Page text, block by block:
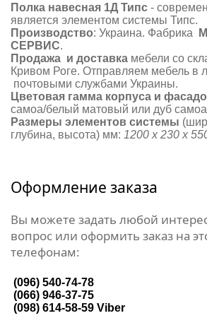
Полка навесная 1Д Типс -
является элементом системы Типс.
Производство: Украина. Фабрика
СЕРВИС.
Продажа и доставка мебели со
Кривом Роге. Отправляем мебель в
почтовыми службами Украины.
Цветовая гамма корпуса и
самоа/белый матовый или дуб
Размеры элементов системы
глубина, высота) мм: 1200 х 230 х
Оформление заказа
Вы можете задать любой
вопрос или оформить заказ на
телефонам:
(096) 540-74-78
(066) 946-37-75
(098) 614-58-59 Viber